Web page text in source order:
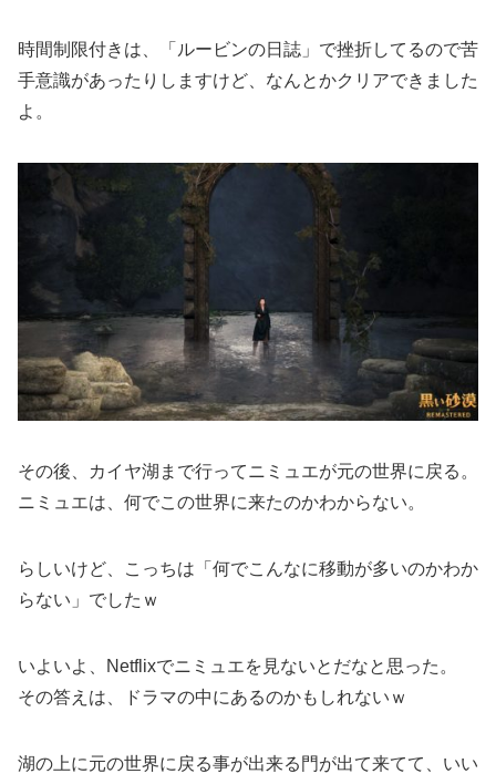
時間制限付きは、「ルービンの日誌」で挫折してるので苦
手意識があったりしますけど、なんとかクリアできました
よ。
その後、カイヤ湖まで行ってニミュエが元の世界に戻る。
ニミュエは、何でこの世界に来たのかわからない。
らしいけど、こっちは「何でこんなに移動が多いのかわか
らない」でしたｗ
いよいよ、Netflixでニミュエを見ないとだなと思った。
その答えは、ドラマの中にあるのかもしれないｗ
湖の上に元の世界に戻る事が出来る門が出て来てて、いい